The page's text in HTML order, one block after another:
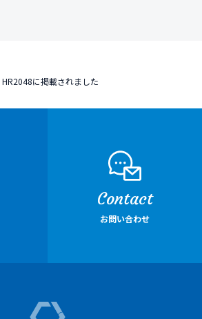
HR2048に掲載されました
Contact
お問い合わせ